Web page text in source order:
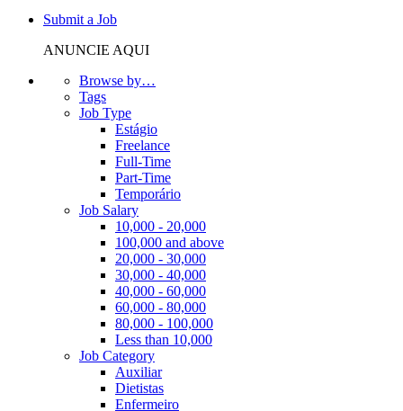
Submit a Job
ANUNCIE AQUI
Browse by…
Tags
Job Type
Estágio
Freelance
Full-Time
Part-Time
Temporário
Job Salary
10,000 - 20,000
100,000 and above
20,000 - 30,000
30,000 - 40,000
40,000 - 60,000
60,000 - 80,000
80,000 - 100,000
Less than 10,000
Job Category
Auxiliar
Dietistas
Enfermeiro